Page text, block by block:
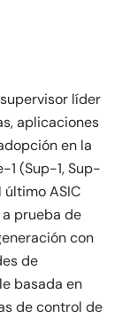
líder
aplicaciones
en la
1 (Sup-1, Sup-
último ASIC
a prueba de
con
de
basada en
de control de